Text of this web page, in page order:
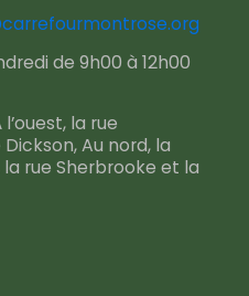
de 9h00 à 12h00
la rue
Dickson, Au nord, la
la rue Sherbrooke et la